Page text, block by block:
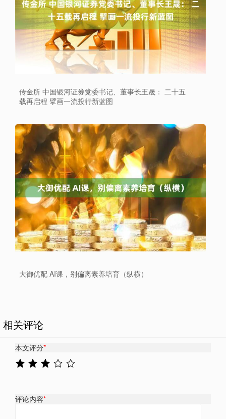
传金所 中国银河证券党委书记、董事长王晟： 二十五
载再启程 擘画一流投行新蓝图
大御优配 AI课，别偏离素养培育（纵横）
相关评论
本文评分*
评论内容*